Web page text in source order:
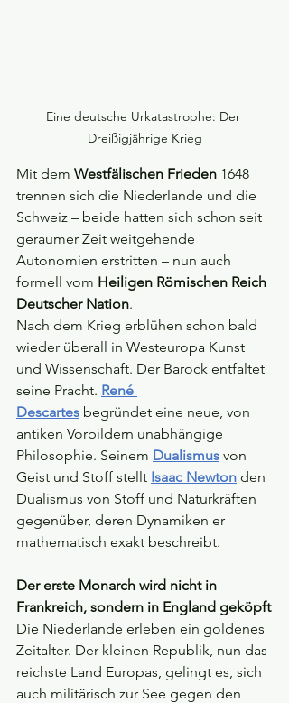
Eine deutsche Urkatastrophe: Der
Dreißigjährige Krieg
Mit dem Westfälischen Frieden 1648
trennen sich die Niederlande und die
Schweiz – beide hatten sich schon seit
geraumer Zeit weitgehende
Autonomien erstritten – nun auch
formell vom Heiligen Römischen Reich
Deutscher Nation.
Nach dem Krieg erblühen schon bald
wieder überall in Westeuropa Kunst
und Wissenschaft. Der Barock entfaltet
seine Pracht. René
Descartes begründet eine neue, von
antiken Vorbildern unabhängige
Philosophie. Seinem Dualismus von
Geist und Stoff stellt Isaac Newton den
Dualismus von Stoff und Naturkräften
gegenüber, deren Dynamiken er
mathematisch exakt beschreibt.
Der erste Monarch wird nicht in
Frankreich, sondern in England geköpft
Die Niederlande erleben ein goldenes
Zeitalter. Der kleinen Republik, nun das
reichste Land Europas, gelingt es, sich
auch militärisch zur See gegen den